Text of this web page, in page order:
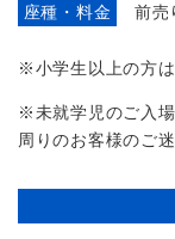
座種・料金 前売
※小学生以上の方は
※未就学児のご入
周りのお客様のご